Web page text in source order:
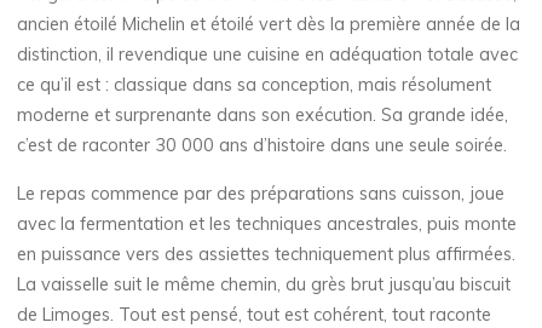
ancien étoilé Michelin et étoilé vert dès la première année de la
distinction, il revendique une cuisine en adéquation totale avec
ce qu’il est : classique dans sa conception, mais résolument
moderne et surprenante dans son exécution. Sa grande idée,
c’est de raconter 30 000 ans d’histoire dans une seule soirée.
Le repas commence par des préparations sans cuisson, joue
avec la fermentation et les techniques ancestrales, puis monte
en puissance vers des assiettes techniquement plus affirmées.
La vaisselle suit le même chemin, du grès brut jusqu’au biscuit
de Limoges. Tout est pensé, tout est cohérent, tout raconte